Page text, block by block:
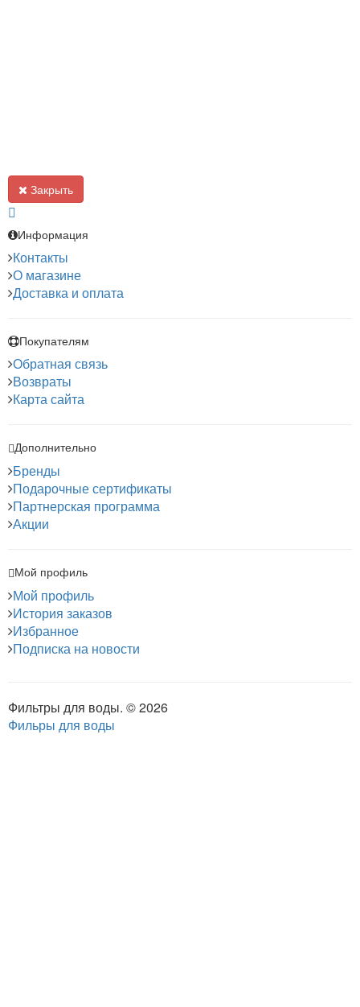
Закрыть
Информация
Контакты
О магазине
Доставка и оплата
Покупателям
Обратная связь
Возвраты
Карта сайта
Дополнительно
Бренды
Подарочные сертификаты
Партнерская программа
Акции
Мой профиль
Мой профиль
История заказов
Избранное
Подписка на новости
Фильтры для воды. © 2026
Фильры для воды